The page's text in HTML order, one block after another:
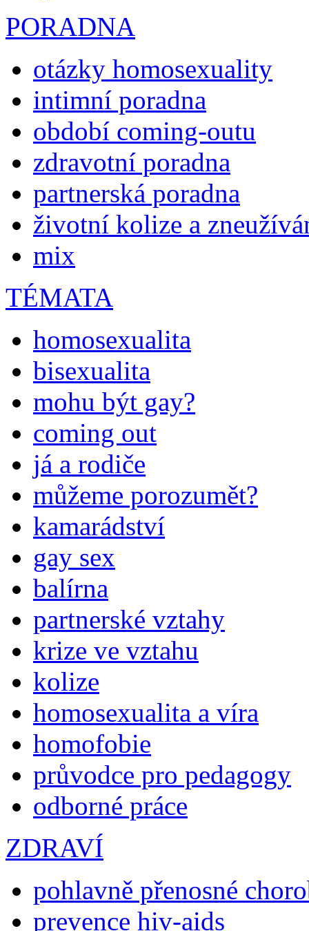
PORADNA
otázky homosexuality
intimní poradna
období coming-outu
zdravotní poradna
partnerská poradna
životní kolize a
mix
TÉMATA
homosexualita
bisexualita
mohu být gay?
coming out
já a rodiče
můžeme porozumět?
kamarádství
gay sex
balírna
partnerské vztahy
krize ve vztahu
kolize
homosexualita a víra
homofobie
průvodce pro pedagogy
odborné práce
ZDRAVÍ
pohlavně přenosné
prevence hiv-aids